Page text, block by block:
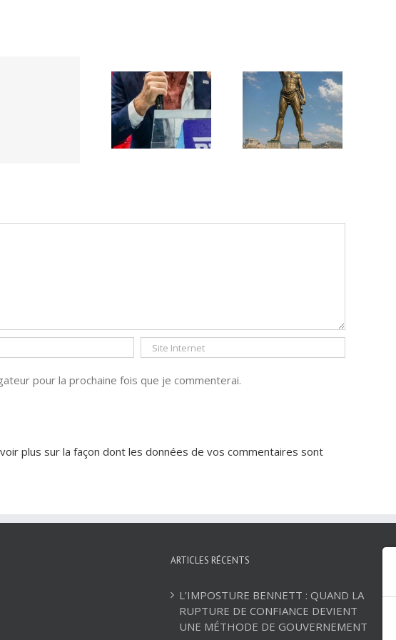
Ile de Rhodes ;
un foyer juif
déserté
pour la prochaine fois que je commenterai.
plus sur la façon dont les données de vos commentaires sont
ARTICLES RÉCENTS
L’IMPOSTURE BENNETT : QUAND LA
RUPTURE DE CONFIANCE DEVIENT
UNE MÉTHODE DE GOUVERNEMENT